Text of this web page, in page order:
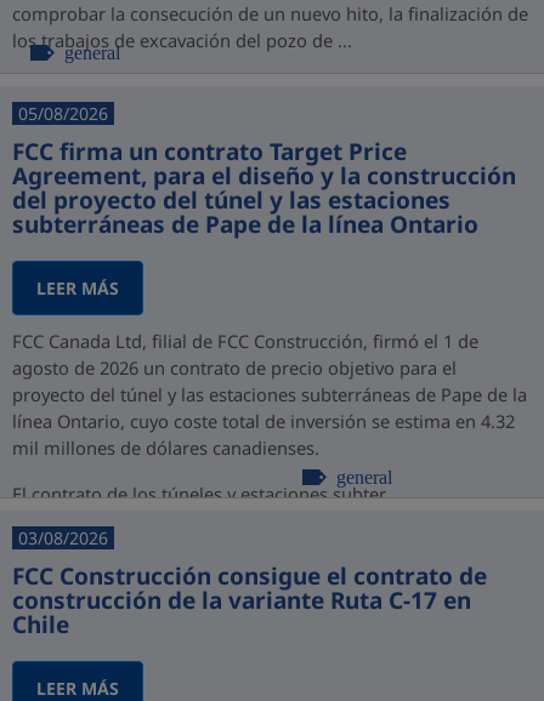
comprobar la consecución de un nuevo hito, la finalización de
los trabajos de excavación del pozo de ...
general
05/08/2026
FCC firma un contrato Target Price
Agreement, para el diseño y la construcción
del proyecto del túnel y las estaciones
subterráneas de Pape de la línea Ontario
LEER MÁS
FCC Canada Ltd, filial de FCC Construcción, firmó el 1 de
agosto de 2026 un contrato de precio objetivo para el
proyecto del túnel y las estaciones subterráneas de Pape de la
línea Ontario, cuyo coste total de inversión se estima en 4.32
mil millones de dólares canadienses.
El contrato de los túneles y estaciones subter...
general
03/08/2026
FCC Construcción consigue el contrato de
construcción de la variante Ruta C-17 en
Chile
LEER MÁS